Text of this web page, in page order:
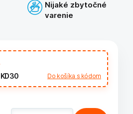
Nijaké zbytočné
varenie
KD30 Do košíka s kódom